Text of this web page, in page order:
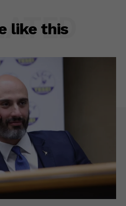
like this